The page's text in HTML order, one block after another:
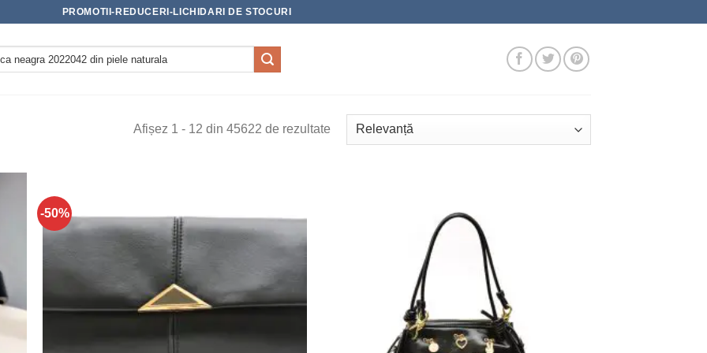
PROMOTII-REDUCERI-LICHIDARI DE STOCURI
Afișez 1 - 12 din 45622 de rezultate
-50%